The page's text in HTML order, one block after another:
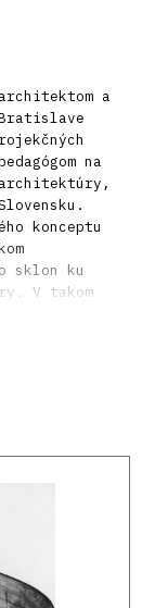
a
na
konceptu
sklon ku
V takom